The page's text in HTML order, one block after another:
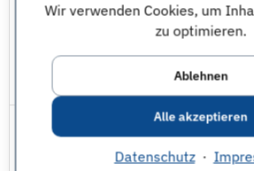
Wir verwenden Cookies, um
zu optimieren.
Ablehnen
Alle akzeptieren
Datenschutz·
Kaiserslautern
JobNr 1848041 | 29.07.2026